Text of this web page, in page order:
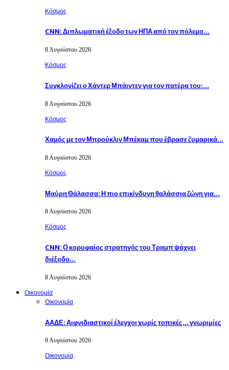
Κόσμος
CNN: Διπλωματική έξοδο των ΗΠΑ από τον πόλεμο…
8 Αυγούστου 2026
Κόσμος
Συγκλονίζει ο Χάντερ Μπάιντεν για τον πατέρα του:…
8 Αυγούστου 2026
Κόσμος
Χαμός με τον Μπρούκλιν Μπέκαμ που έβρασε ζυμαρικά…
8 Αυγούστου 2026
Κόσμος
Μαύρη Θάλασσα: Η πιο επικίνδυνη θαλάσσια ζώνη για…
8 Αυγούστου 2026
Κόσμος
CNN: Ο κορυφαίος στρατηγός του Τραμπ ψάχνει
διέξοδο…
8 Αυγούστου 2026
Οικονομία
Οικονομία
ΑΑΔΕ: Αιφνιδιαστικοί έλεγχοι χωρίς τοπικές… γνωριμίες
9 Αυγούστου 2026
Οικονομία